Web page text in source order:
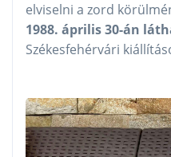
elviselni a zord
1988. április 30-án
Székesfehérvári